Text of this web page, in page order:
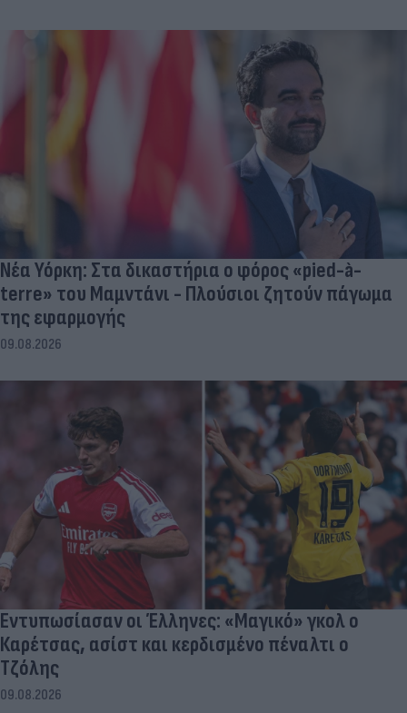
Νέα Υόρκη: Στα δικαστήρια ο φόρος «pied-à-
terre» του Μαμντάνι - Πλούσιοι ζητούν πάγωμα
της εφαρμογής
09.08.2026
Εντυπωσίασαν οι Έλληνες: «Μαγικό» γκολ ο
Καρέτσας, ασίστ και κερδισμένο πέναλτι ο
Τζόλης
09.08.2026